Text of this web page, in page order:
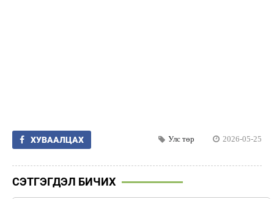
ХУВААЛЦАХ Улс төр 2026-05-25
СЭТГЭГДЭЛ БИЧИХ